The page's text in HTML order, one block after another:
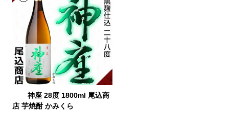
神座 28度 1800ml 尾込商
店 芋焼酎 かみくら